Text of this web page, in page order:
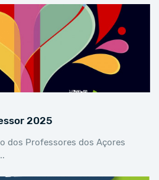
2025
dos Professores dos Açores